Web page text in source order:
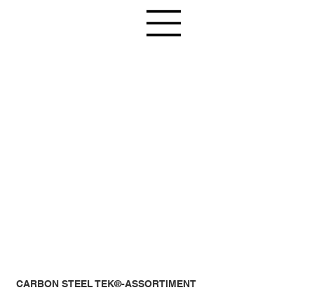
CARBON STEEL TEK®-ASSORTIMENT